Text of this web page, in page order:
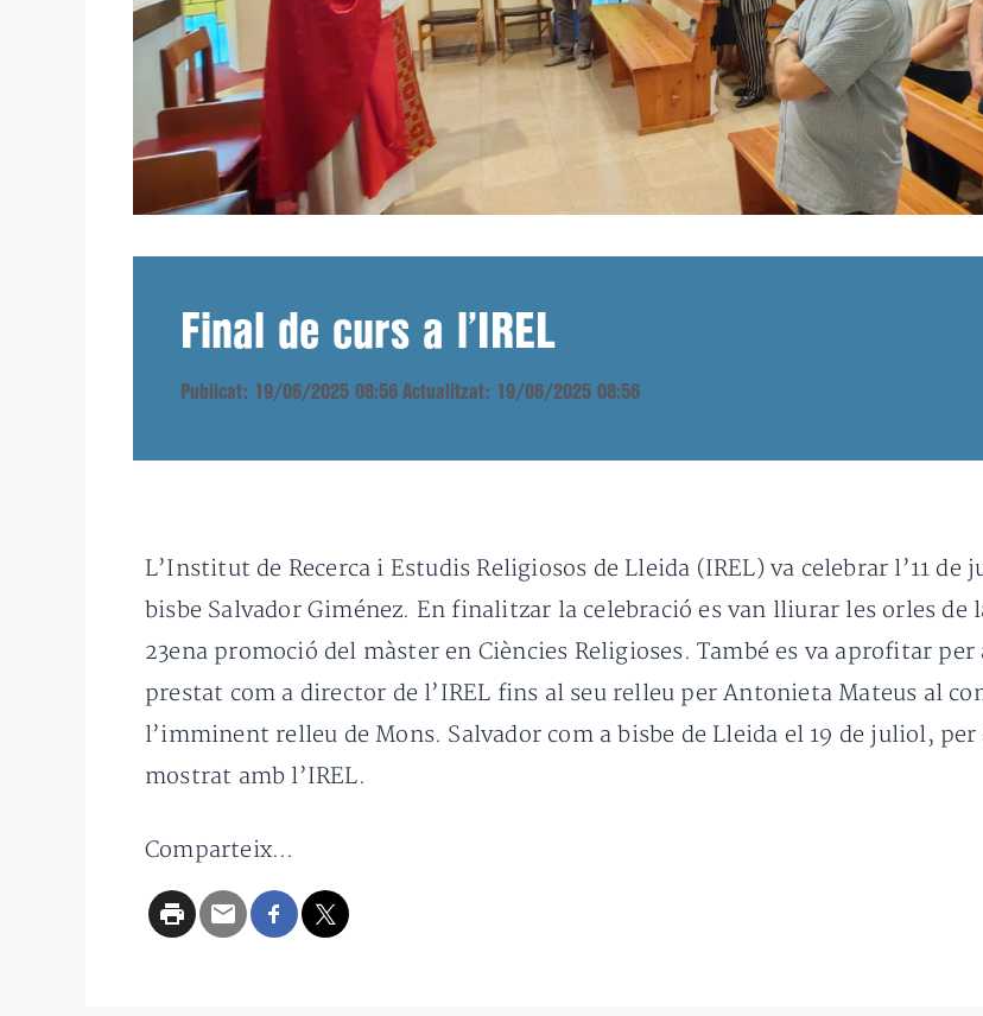
Final de curs a l’IREL
Publicat: 19/06/2025 08:56 Actualitzat: 19/06/2025 08:56
L’Institut de Recerca i Estudis Religiosos de Lleida (IREL) va celebrar l’11
bisbe Salvador Giménez. En finalitzar la celebració es van lliurar les orles
23ena promoció del màster en Ciències Religioses. També es va aprofitar
prestat com a director de l’IREL fins al seu relleu per Antonieta Mateus al
l’imminent relleu de Mons. Salvador com a bisbe de Lleida el 19 de juliol,
mostrat amb l’IREL.
Comparteix...